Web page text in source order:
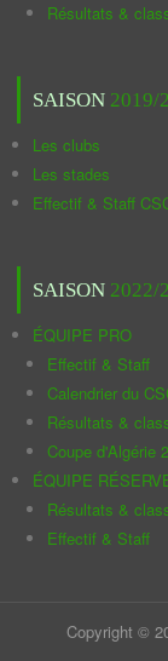
Résultats &
SAISON 2019/
Les clubs
Les stades
Effectif & Staff
SAISON 2022/
ÉQUIPE PRO
Effectif & Staff
Calendrier du
Résultats &
Coupe d'Algérie
ÉQUIPE
Résultats &
Effectif & Staff
Copyright ©